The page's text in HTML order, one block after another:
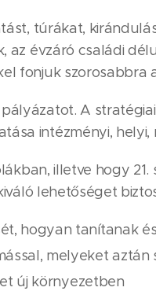
túrákat,
évzáró családi
fonjuk
A
intézményi, helyi,
illetve hogy
lehetőséget
hogyan tanítanak
melyeket
új környezetben